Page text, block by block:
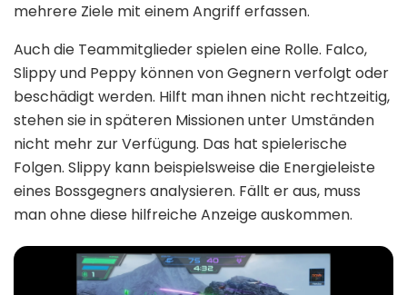
mehrere Ziele mit einem Angriff erfassen.
Auch die Teammitglieder spielen eine Rolle. Falco,
Slippy und Peppy können von Gegnern verfolgt oder
beschädigt werden. Hilft man ihnen nicht rechtzeitig,
stehen sie in späteren Missionen unter Umständen
nicht mehr zur Verfügung. Das hat spielerische
Folgen. Slippy kann beispielsweise die Energieleiste
eines Bossgegners analysieren. Fällt er aus, muss
man ohne diese hilfreiche Anzeige auskommen.